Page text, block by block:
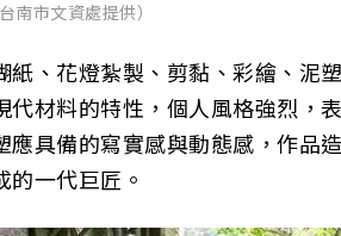
南市文資處提供）
紙、花燈紮製、剪黏、彩繪、泥
材料的特性，個人風格強烈，
具備的寫實感與動態感，作品
一代巨匠。